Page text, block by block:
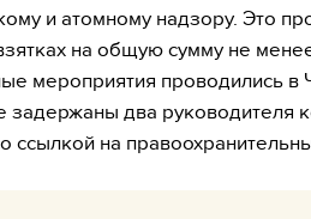
и атомному надзору. Это
на общую сумму не
мероприятия проводились в
задержаны два руководителя
ссылкой на